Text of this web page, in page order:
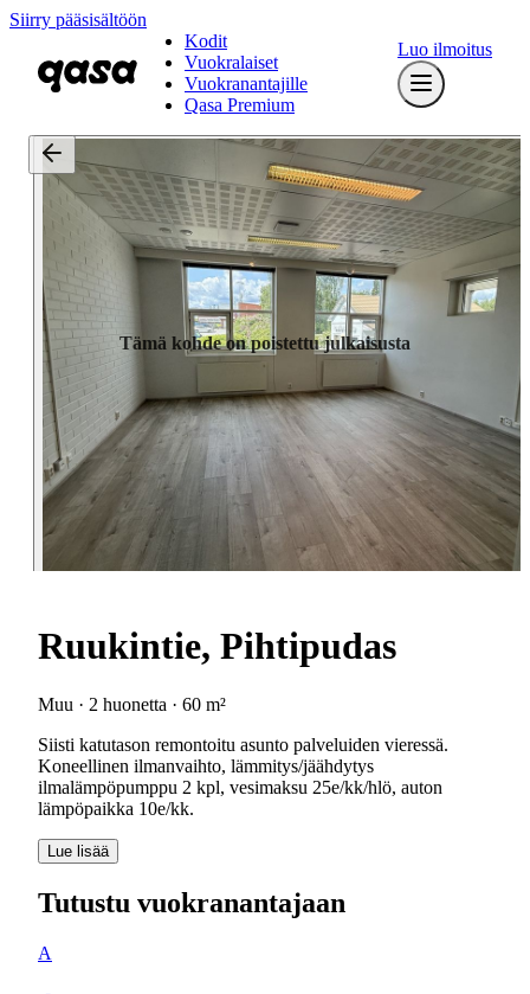
Siirry pääsisältöön
Kodit
Vuokralaiset
Vuokranantajille
Qasa Premium
Luo ilmoitus
Tämä kohde on poistettu julkaisusta
Ruukintie, Pihtipudas
Muu · 2 huonetta · 60 m²
Siisti katutason remontoitu asunto palveluiden vieressä.
Koneellinen ilmanvaihto, lämmitys/jäähdytys
ilmalämpöpumppu 2 kpl, vesimaksu 25e/kk/hlö, auton
lämpöpaikka 10e/kk.
Lue lisää
Tutustu vuokranantajaan
A